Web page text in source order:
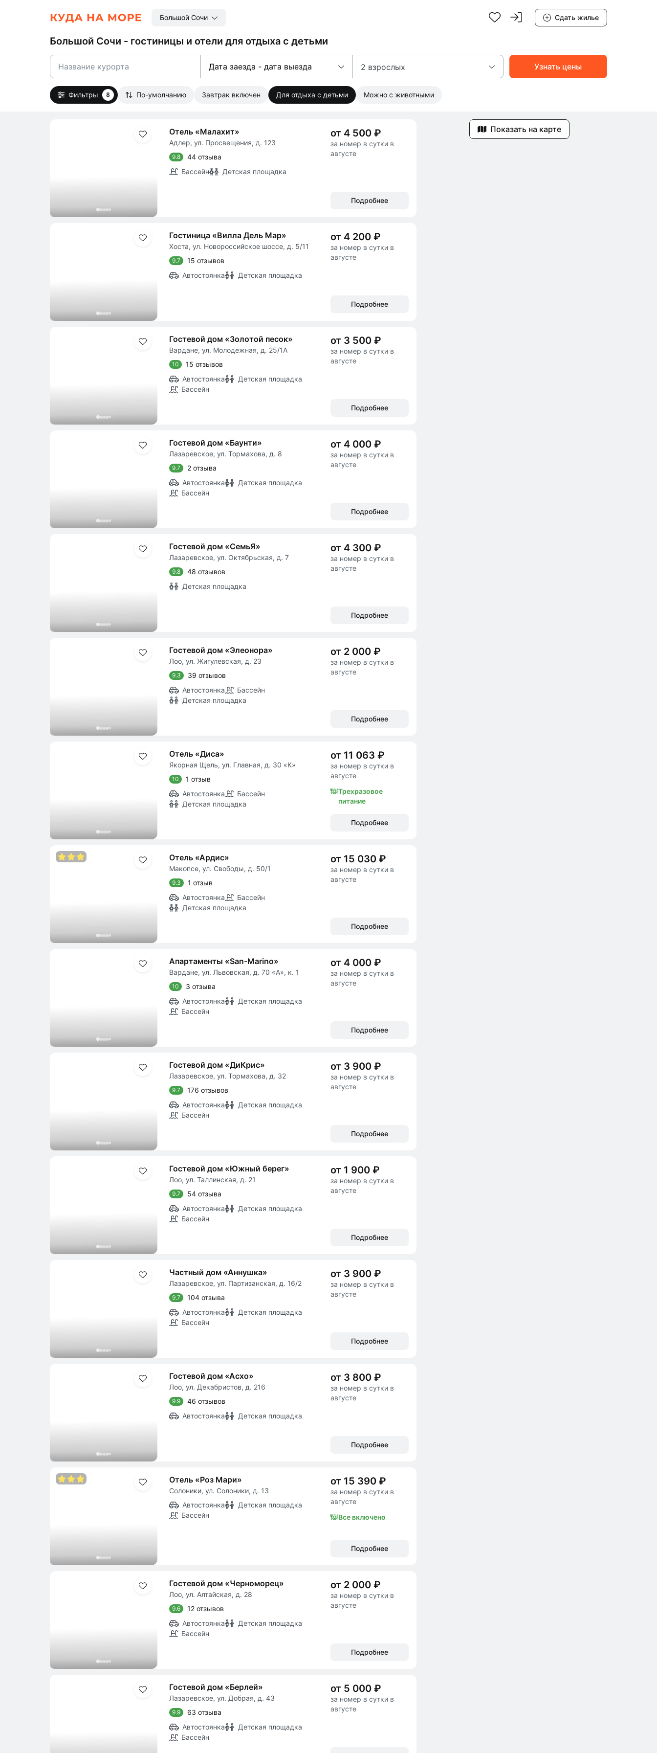
Большой Сочи Сдать жилье
Большой Сочи - гостиницы и отели для отдыха с детьми
Дата заезда - дата выезда 2 взрослых
Фильтры 8 По-умолчанию Завтрак включен Для отдыха с детьми Можно с животными
Отель «Малахит»
Адлер, ул. Просвещения, д. 123
9.8
44 отзыва
Бассейн
Детская площадка
от 4 500 ₽
за номер в сутки в
августе
Подробнее
Гостиница «Вилла Дель Мар»
Хоста, ул. Новороссийское шоссе, д. 5/11
9.7
15 отзывов
Автостоянка
Детская площадка
от 4 200 ₽
за номер в сутки в
августе
Подробнее
Гостевой дом «Золотой песок»
Вардане, ул. Молодежная, д. 25/1А
10
15 отзывов
Автостоянка
Детская площадка
Бассейн
от 3 500 ₽
за номер в сутки в
августе
Подробнее
Гостевой дом «Баунти»
Лазаревское, ул. Тормахова, д. 8
9.7
2 отзыва
Автостоянка
Детская площадка
Бассейн
от 4 000 ₽
за номер в сутки в
августе
Подробнее
Гостевой дом «СемьЯ»
Лазаревское, ул. Октябрьская, д. 7
9.8
48 отзывов
Детская площадка
от 4 300 ₽
за номер в сутки в
августе
Подробнее
Гостевой дом «Элеонора»
Лоо, ул. Жигулевская, д. 23
9.3
39 отзывов
Автостоянка
Бассейн
Детская площадка
от 2 000 ₽
за номер в сутки в
августе
Подробнее
Отель «Диса»
Якорная Щель, ул. Главная, д. 30 «К»
10
1 отзыв
Автостоянка
Бассейн
Детская площадка
от 11 063 ₽
за номер в сутки в
августе
Трехразовое
питание
Подробнее
Отель «Ардис»
Макопсе, ул. Свободы, д. 50/1
9.3
1 отзыв
Автостоянка
Бассейн
Детская площадка
от 15 030 ₽
за номер в сутки в
августе
Подробнее
Апартаменты «San-Marino»
Вардане, ул. Львовская, д. 70 «А», к. 1
10
3 отзыва
Автостоянка
Детская площадка
Бассейн
от 4 000 ₽
за номер в сутки в
августе
Подробнее
Гостевой дом «ДиКрис»
Лазаревское, ул. Тормахова, д. 32
9.7
176 отзывов
Автостоянка
Детская площадка
Бассейн
от 3 900 ₽
за номер в сутки в
августе
Подробнее
Гостевой дом «Южный берег»
Лоо, ул. Таллинская, д. 21
9.7
54 отзыва
Автостоянка
Детская площадка
Бассейн
от 1 900 ₽
за номер в сутки в
августе
Подробнее
Частный дом «Аннушка»
Лазаревское, ул. Партизанская, д. 16/2
9.7
104 отзыва
Автостоянка
Детская площадка
Бассейн
от 3 900 ₽
за номер в сутки в
августе
Подробнее
Гостевой дом «Асхо»
Лоо, ул. Декабристов, д. 216
9.9
46 отзывов
Автостоянка
Детская площадка
от 3 800 ₽
за номер в сутки в
августе
Подробнее
Отель «Роз Мари»
Солоники, ул. Солоники, д. 13
Автостоянка
Детская площадка
Бассейн
от 15 390 ₽
за номер в сутки в
августе
Все включено
Подробнее
Гостевой дом «Черноморец»
Лоо, ул. Алтайская, д. 28
9.6
12 отзывов
Автостоянка
Детская площадка
Бассейн
от 2 000 ₽
за номер в сутки в
августе
Подробнее
Гостевой дом «Берлей»
Лазаревское, ул. Добрая, д. 43
9.9
63 отзыва
Автостоянка
Детская площадка
Бассейн
от 5 000 ₽
за номер в сутки в
августе
Показать на карте